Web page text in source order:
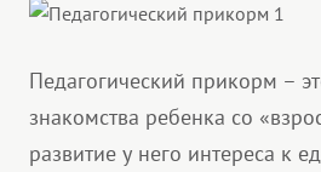
Педагогический прикорм –
знакомства ребенка со
развитие у него интереса к